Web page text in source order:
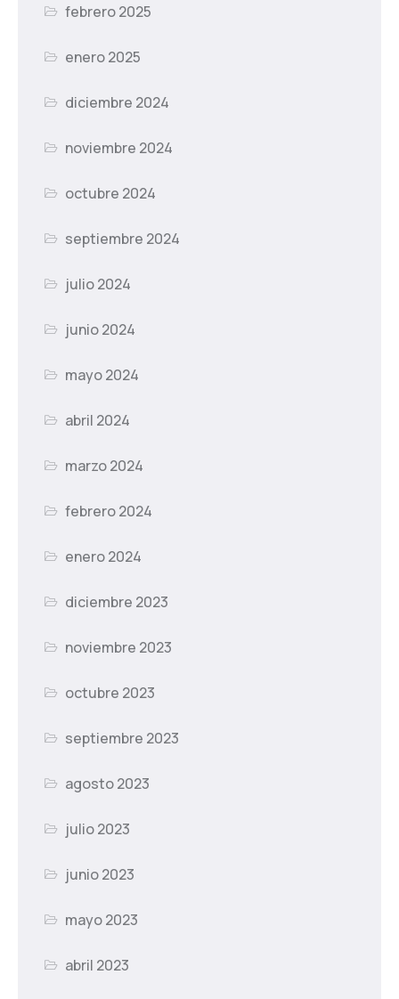
febrero 2025
enero 2025
diciembre 2024
noviembre 2024
octubre 2024
septiembre 2024
julio 2024
junio 2024
mayo 2024
abril 2024
marzo 2024
febrero 2024
enero 2024
diciembre 2023
noviembre 2023
octubre 2023
septiembre 2023
agosto 2023
julio 2023
junio 2023
mayo 2023
abril 2023